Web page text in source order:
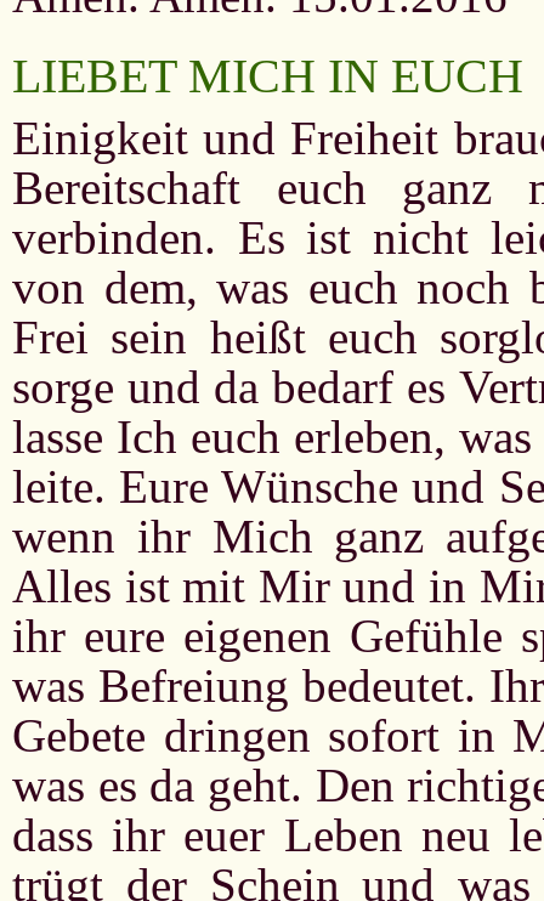
LIEBET MICH IN EUCH
Einigkeit und Freiheit
Bereitschaft euch
verbinden. Es ist nicht
von dem, was euch noch
Frei sein heißt euch
sorge und da bedarf es
lasse Ich euch erleben,
leite. Eure Wünsche und
wenn ihr Mich ganz
Alles ist mit Mir und in Mir
ihr eure eigenen Gefühle
was Befreiung bedeutet.
Gebete dringen sofort in
was es da geht. Den
dass ihr euer Leben neu
trügt der Schein und